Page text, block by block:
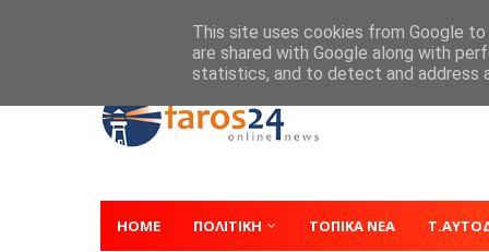
HOME ΠΟΛΙΤΙΚΗ ΤΟΠΙΚΑ ΝΕΑ
This site uses cookies from Google
are shared with Google along with
statistics, and to detect and address